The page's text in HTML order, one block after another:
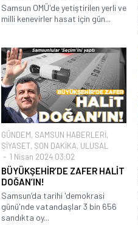
Samsun OMÜ'de yetiştirilen yerli ve
milli kenevirler hasat için gün...
GÜNDEM, SAMSUN HABERLERİ,
SİYASET, SON DAKİKA, ULUSAL
1 Nisan 2024 03:02
BÜYÜKŞEHİR’DE ZAFER HALİT
DOĞAN’IN!
Samsun’da tarihi 'demokrasi
günü'nde vatandaşlar 3 bin 656
sandıkta oy...